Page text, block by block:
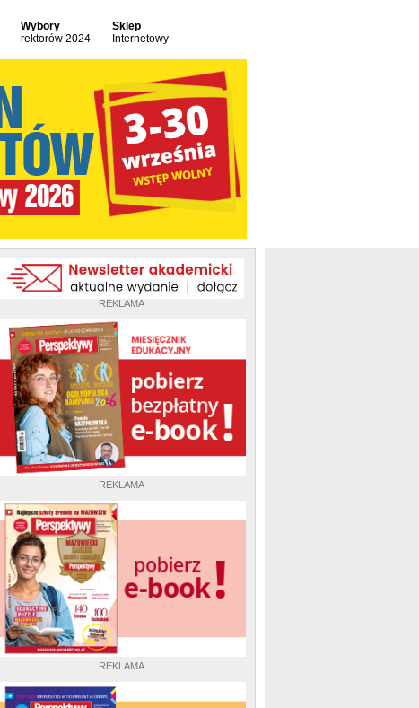
Wybory
rektorów 2024
Sklep
Internetowy
REKLAMA
REKLAMA
REKLAMA